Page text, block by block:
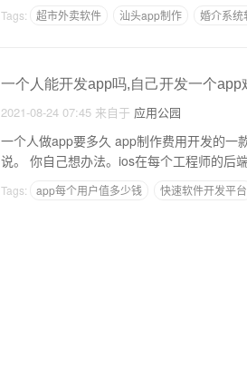
Tags: 超市外卖软件 汕头app制作 婚介系统
一个人能开发app吗,自己开发一个app
2021-08-24 07:45 来自于 应用公园
一个人做app要多久 app制作费用开发的一款应用可能需要多少钱 超过
Tags: app每个用户值多少钱 快速软件开发平台